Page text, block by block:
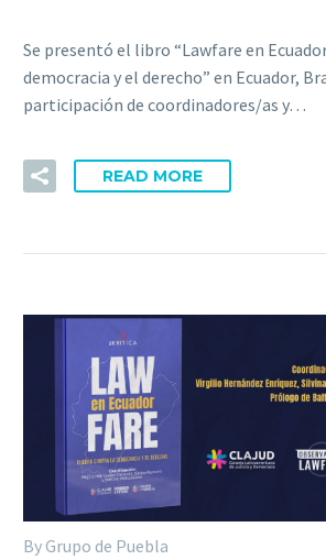
Se presentó el libro “Lawfare en
democracia y el derecho” en Ecuador,
participación de coordinadores/as y…
READ MORE
By Grupo de Puebla